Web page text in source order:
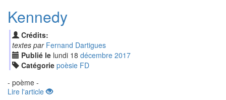
Kennedy
Crédits:
textes par Fernand Dartigues
Publié le lundi 18 décembre 2017
Catégorie poèsie FD
- poème -
Lire l'article